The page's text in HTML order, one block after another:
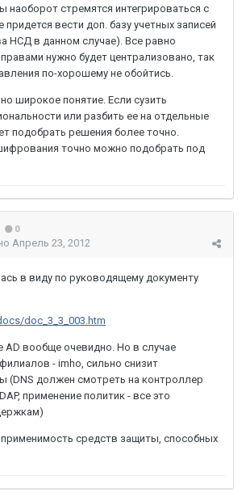
наоборот стремятся интегрироваться с
придется вести доп. базу учетных записей
НСД в данном случае). Все равно
нужно будет централизовано, так
по-хорошему не обойтись.
широкое понятие. Если сузить
или разбить ее на отдельные
подобрать решения более точно.
точно можно подобрать под
0
Апрель 23, 2012
в виду по руководящему документу
doc_3_3_003.htm
AD вообще очевидно. Но в случае
- imho, сильно снизит
(DNS должен смотреть на контроллер
применение политик - все это
применимость средств защиты, способных